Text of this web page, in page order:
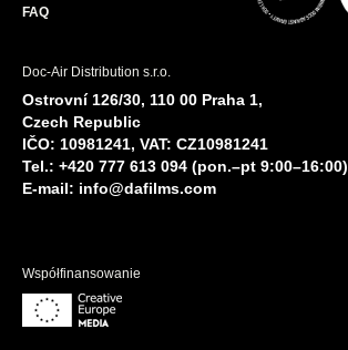
FAQ
Doc-Air Distribution s.r.o.
Ostrovní 126/30, 110 00 Praha 1,
Czech Republic
IČO: 10981241, VAT: CZ10981241
Tel.: +420 777 613 094 (pon.–pt 9:00–16:00)
E-mail: info@dafilms.com
Współfinansowanie